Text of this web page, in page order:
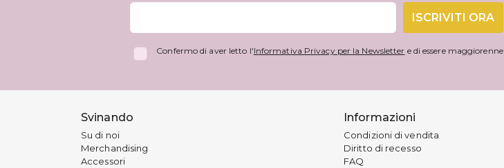
ISCRIVITI ORA
Confermo di aver letto l'Informativa Privacy per la Newsletter e di essere maggiorenne
Svinando
Su di noi
Merchandising
Accessori
Informazioni
Condizioni di vendita
Diritto di recesso
FAQ